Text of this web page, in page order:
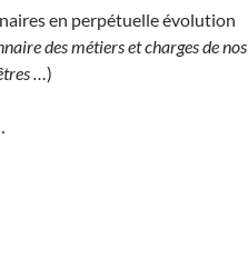
en perpétuelle évolution
des métiers et charges de nos
…)